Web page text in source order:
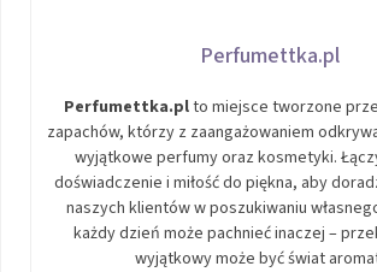
Perfumettka.pl
Perfumettka.plto miejsce tworzone
zapachów, którzy z zaangażowaniem
wyjątkowe perfumy oraz kosmetyki.
doświadczenie i miłość do piękna, aby
naszych klientów w poszukiwaniu
każdy dzień może pachnieć inaczej –
wyjątkowy może być świat